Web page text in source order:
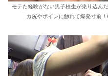
モテた経験がない男子校生が乗り込ん
カ尻やボインに触れて爆発寸前